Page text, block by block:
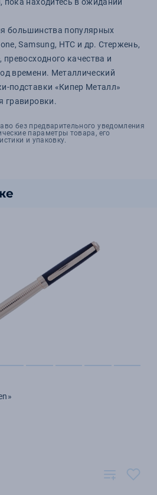
большинства популярных
Samsung, HTC и др. Стержень,
качества и
времени. Металлический
подставки «Кипер Металл»
гравировки.
без предварительного уведомления
параметры товара, его
и упаковку.